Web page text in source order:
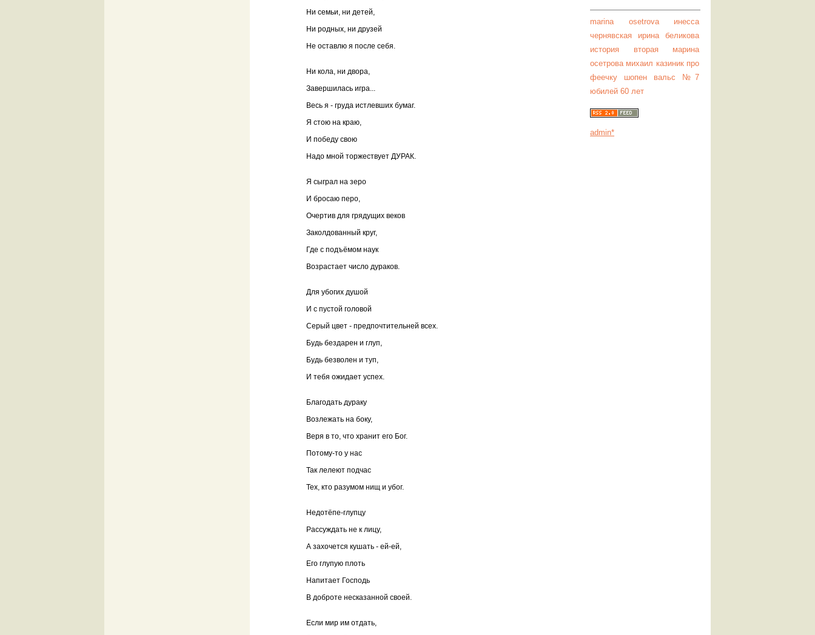
Ни семьи, ни детей,
Ни родных, ни друзей
Не оставлю я после себя.
Ни кола, ни двора,
Завершилась игра...
Весь я - груда истлевших бумаг.
Я стою на краю,
И победу свою
Надо мной торжествует ДУРАК.
Я сыграл на зеро
И бросаю перо,
Очертив для грядущих веков
Заколдованный круг,
Где с подъёмом наук
Возрастает число дураков.
Для убогих душой
И с пустой головой
Серый цвет - предпочтительней всех.
Будь бездарен и глуп,
Будь безволен и туп,
И тебя ожидает успех.
Благодать дураку
Возлежать на боку,
Веря в то, что хранит его Бог.
Потому-то у нас
Так лелеют подчас
Тех, кто разумом нищ и убог.
Недотёпе-глупцу
Рассуждать не к лицу,
А захочется кушать - ей-ей,
Его глупую плоть
Напитает Господь
В доброте несказанной своей.
Если мир им отдать,
marina osetrova
инесса
чернявская
ирина беликова
история вторая
марина
осетрова михаил казиник про
феечку
шопен вальс №7
юбилей 60 лет
admin*